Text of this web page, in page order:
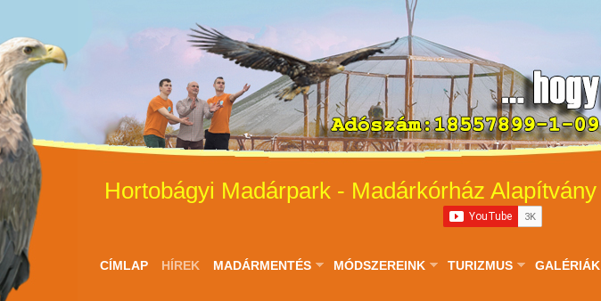
Hortobágyi Madárpark - Madárkórház Alapítvány
CÍMLAP HÍREK MADÁRMENTÉS MÓDSZEREINK TURIZMUS GALÉRIÁK